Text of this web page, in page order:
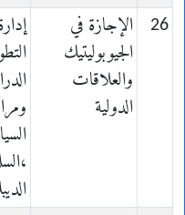
26
الإجازة في
الجيوبوليتيك
والعلاقات
الدولية